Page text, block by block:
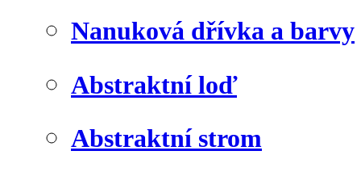
Nanuková dřívka a barvy
Abstraktní loď
Abstraktní strom